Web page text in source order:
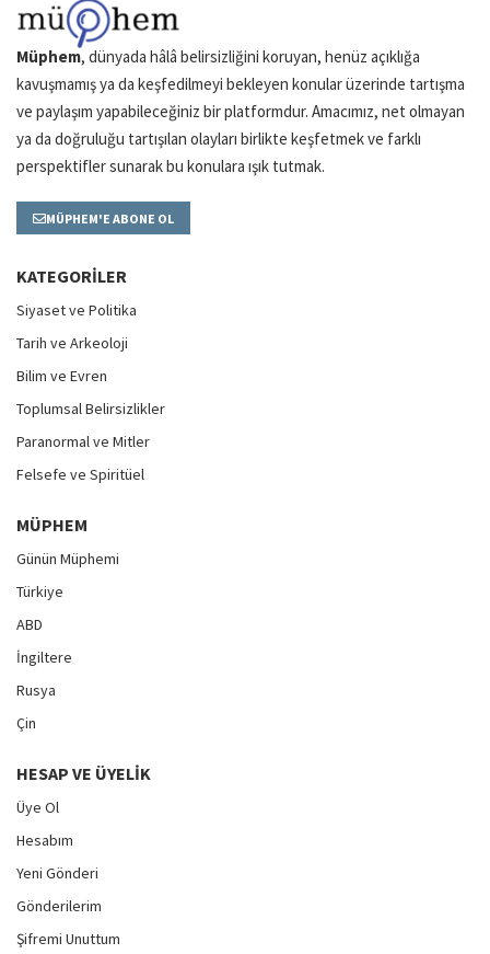
Müphem, dünyada hâlâ belirsizliğini koruyan, henüz açıklığa
kavuşmamış ya da keşfedilmeyi bekleyen konular üzerinde tartışma
ve paylaşım yapabileceğiniz bir platformdur. Amacımız, net olmayan
ya da doğruluğu tartışılan olayları birlikte keşfetmek ve farklı
perspektifler sunarak bu konulara ışık tutmak.
MÜPHEM'E ABONE OL
KATEGORILER
Siyaset ve Politika
Tarih ve Arkeoloji
Bilim ve Evren
Toplumsal Belirsizlikler
Paranormal ve Mitler
Felsefe ve Spiritüel
MÜPHEM
Günün Müphemi
Türkiye
ABD
İngiltere
Rusya
Çin
HESAP VE ÜYELIK
Üye Ol
Hesabım
Yeni Gönderi
Gönderilerim
Şifremi Unuttum